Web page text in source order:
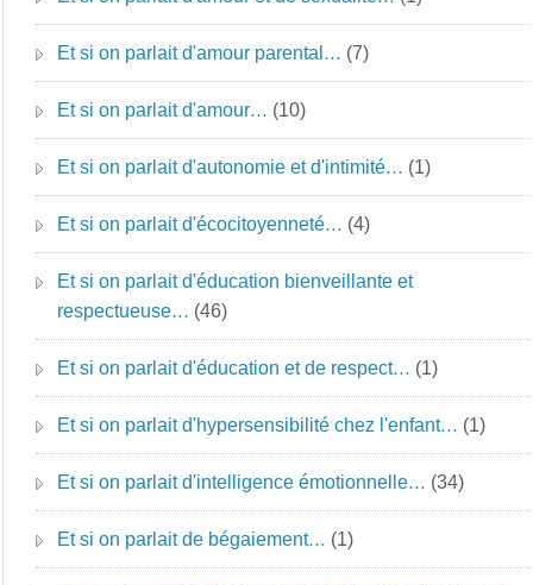
Et si on parlait d'amour parental… (7)
Et si on parlait d'amour… (10)
Et si on parlait d'autonomie et d'intimité… (1)
Et si on parlait d'écocitoyenneté… (4)
Et si on parlait d'éducation bienveillante et
respectueuse… (46)
Et si on parlait d'éducation et de respect… (1)
Et si on parlait d'hypersensibilité chez l'enfant… (1)
Et si on parlait d'intelligence émotionnelle… (34)
Et si on parlait de bégaiement… (1)